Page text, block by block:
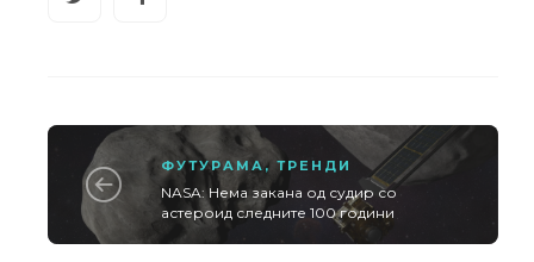
ФУТУРАМА, ТРЕНДИ
NASA: Нема закана од судир со
астероид следните 100 години